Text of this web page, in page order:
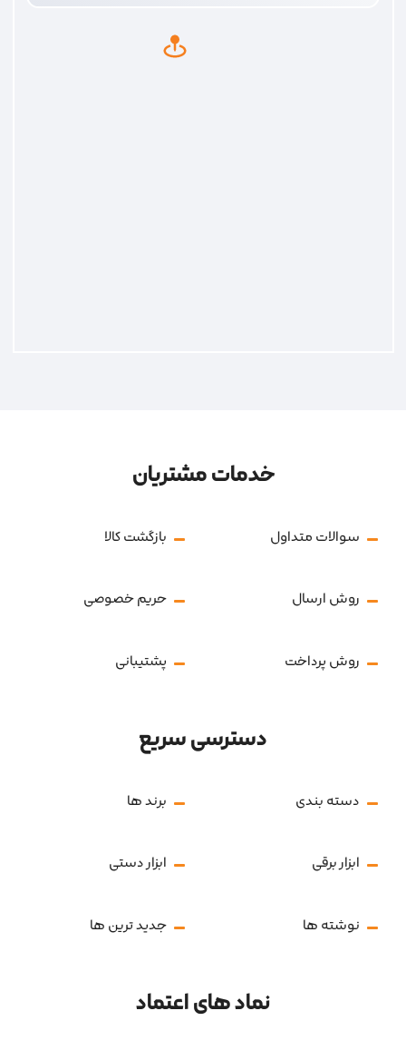
خدمات مشتریان
سوالات متداول بازگشت کالا
روش ارسال حریم خصوصی
روش پرداخت پشتیبانی
دسترسی سریع
دسته بندی برند ها
ابزار برقی ابزار دستی
نوشته ها جدید ترین ها
نماد های اعتماد